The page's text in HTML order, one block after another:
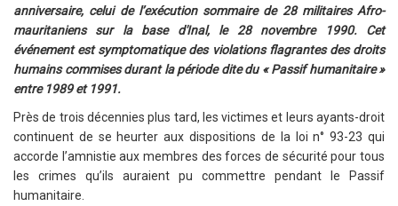
anniversaire, celui de l’exécution sommaire de 28 militaires Afro-
mauritaniens sur la base d'Inal, le 28 novembre 1990. Cet
événement est symptomatique des violations flagrantes des droits
humains commises durant la période dite du « Passif humanitaire »
entre 1989 et 1991.
Près de trois décennies plus tard, les victimes et leurs ayants-droit
continuent de se heurter aux dispositions de la loi n° 93-23 qui
accorde l’amnistie aux membres des forces de sécurité pour tous
les crimes qu’ils auraient pu commettre pendant le Passif
humanitaire.